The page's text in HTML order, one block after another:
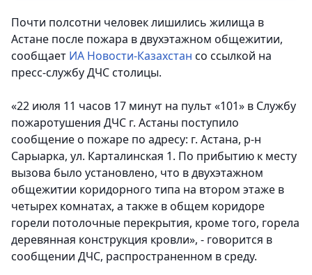
Почти полсотни человек лишились жилища в
Астане после пожара в двухэтажном общежитии,
сообщает ИА Новости-Казахстан со ссылкой на
пресс-службу ДЧС столицы.
«22 июля 11 часов 17 минут на пульт «101» в Службу
пожаротушения ДЧС г. Астаны поступило
сообщение о пожаре по адресу: г. Астана, р-н
Сарыарка, ул. Карталинская 1. По прибытию к месту
вызова было установлено, что в двухэтажном
общежитии коридорного типа на втором этаже в
четырех комнатах, а также в общем коридоре
горели потолочные перекрытия, кроме того, горела
деревянная конструкция кровли», - говорится в
сообщении ДЧС, распространенном в среду.